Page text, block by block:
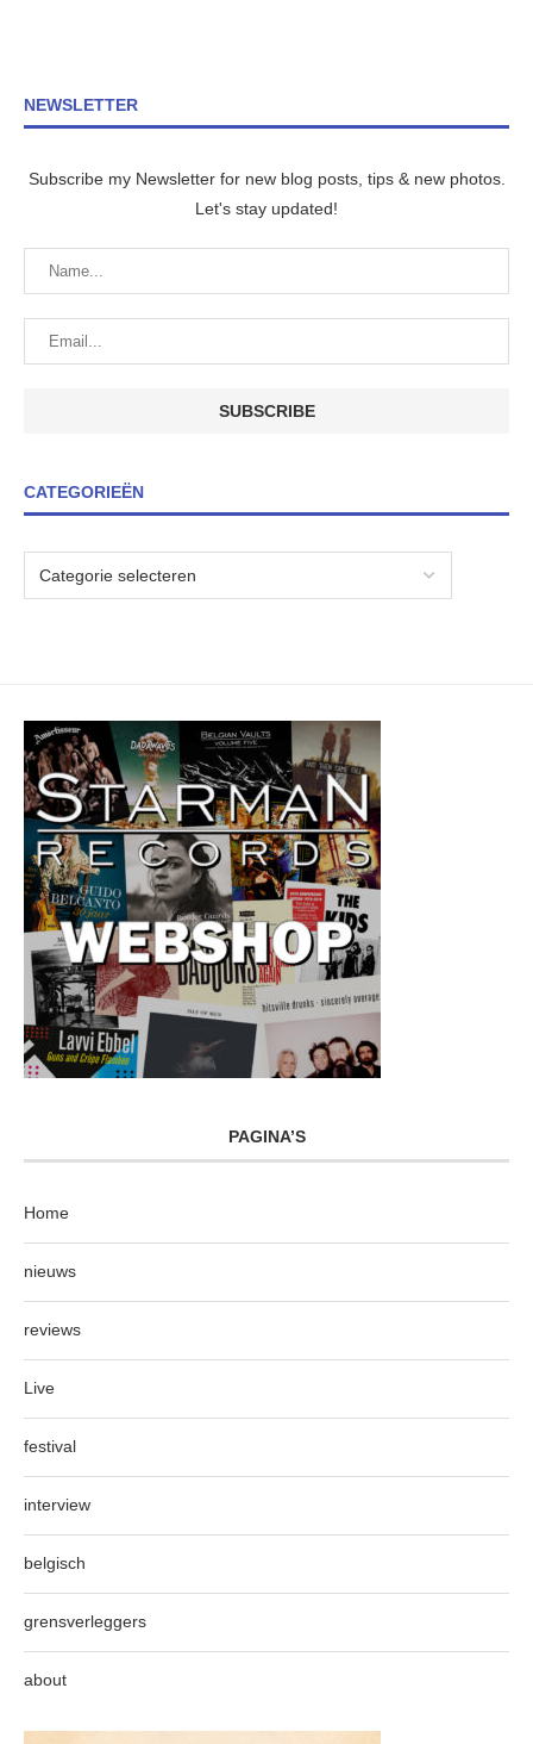
NEWSLETTER
Subscribe my Newsletter for new blog posts, tips & new photos.
Let's stay updated!
CATEGORIEËN
PAGINA’S
Home
nieuws
reviews
Live
festival
interview
belgisch
grensverleggers
about